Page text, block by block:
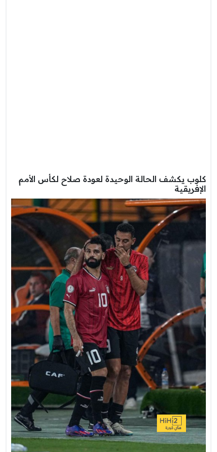
كلوب يكشف الحالة الوحيدة لعودة صلاح لكأس الأمم
الإفريقية